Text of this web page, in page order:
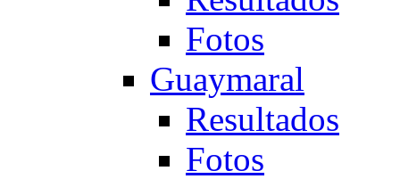
Fotos
Guaymaral
Resultados
Fotos